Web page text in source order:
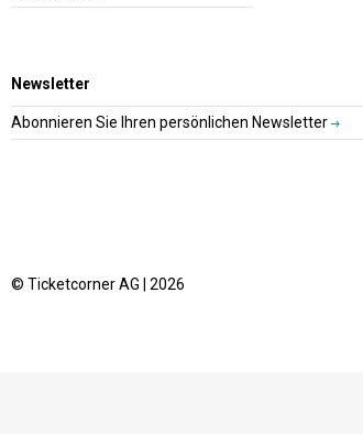
Newsletter
Abonnieren Sie Ihren persönlichen Newsletter
© Ticketcorner AG | 2026